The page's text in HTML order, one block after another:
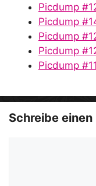
Picdump
Picdump
Picdump
Picdump
Picdump
Schreibe